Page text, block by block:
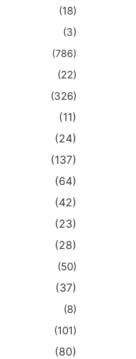
(18)
(3)
(786)
(22)
(326)
(11)
(24)
(137)
(64)
(42)
(23)
(28)
(50)
(37)
(8)
(101)
(80)